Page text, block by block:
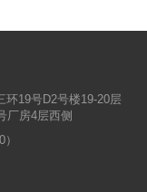
环19号D2号楼19-20层
厂房4层西侧